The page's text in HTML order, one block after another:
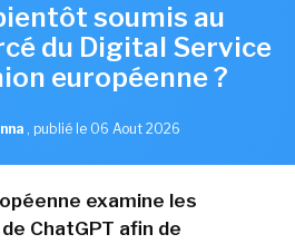
soumis au
du Digital Service
européenne ?
, publié le 06 Aout 2026
examine les
ChatGPT afin de